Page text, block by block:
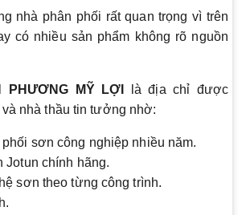
nhà phân phối rất quan trọng vì trên
có nhiều sản phẩm không rõ nguồn
PHƯƠNG MỸ LỢI
là địa chỉ được
nhà thầu tin tưởng nhờ:
sơn công nghiệp nhiều năm.
Jotun chính hãng.
sơn theo từng công trình.